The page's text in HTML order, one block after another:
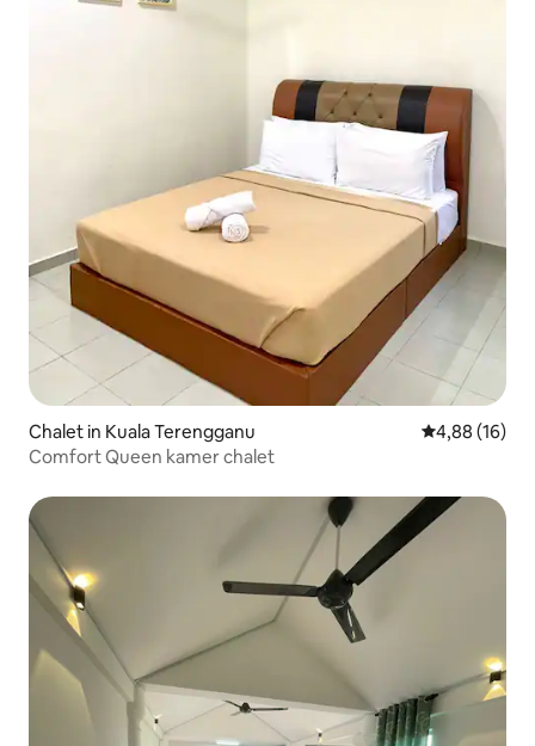
Chalet in Kuala Terengganu Gemiddelde
4,88 (16)
Comfort Queen kamer chalet